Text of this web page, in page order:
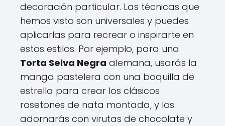
decoración particular. Las técnicas que
hemos visto son universales y puedes
aplicarlas para recrear o inspirarte en
estos estilos. Por ejemplo, para una
Torta Selva Negra alemana, usarás la
manga pastelera con una boquilla de
estrella para crear los clásicos
rosetones de nata montada, y los
adornarás con virutas de chocolate y